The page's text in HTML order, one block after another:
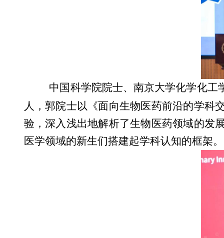
中国科学院院士、南京大学化学化
人，郭院士以《面向生物医药前沿的学科
验，深入浅出地解析了生物医药领域的发
医学领域的新生们搭建起学科认知的框架。